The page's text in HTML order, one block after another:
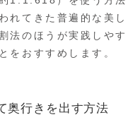
れてきた普遍的な美し
法のほうが実践しやす
をおすすめします。
奥行きを出す方法